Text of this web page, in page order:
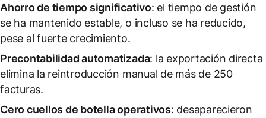
Ahorro de tiempo significativo: el tiempo de gestión
se ha mantenido estable, o incluso se ha reducido,
pese al fuerte crecimiento.
Precontabilidad automatizada: la exportación directa
elimina la reintroducción manual de más de 250
facturas.
Cero cuellos de botella operativos: desaparecieron